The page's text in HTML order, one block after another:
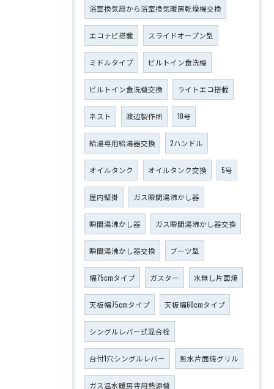
浴室換気扇から浴室換気暖房乾燥機交換
エコナビ搭載 スライドオープン型
ミドルタイプ ビルトイン食洗機
ビルトイン食洗機交換 ライトエコ搭載
ネスト 渡辺製作所 10号
給湯専用給湯器交換 2ハンドル
オイルタンク オイルタンク交換 5号
屋内壁掛 ガス瞬間湯沸かし器
瞬間湯沸かし器 ガス瞬間湯沸かし器交換
瞬間湯沸かし器交換 ブーツ型
幅75cmタイプ ガスター 水無し片面焼
天板幅75cmタイプ 天板幅60cmタイプ
シングルレバー式混合栓
台付1穴シングルレバー 無水片面焼グリル
ガス温水暖房専用熱源機